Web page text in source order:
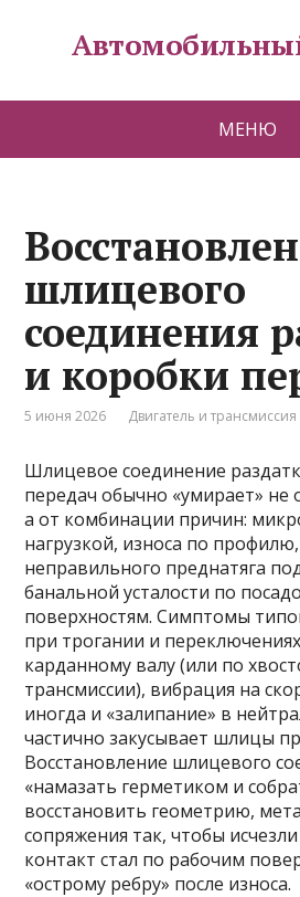
МЕНЮ
шлицевого
соединения
и коробки
5 июня 2026 Двигатель и трансмиссия
Шлицевое соединение
передач обычно «умирает» не
а от комбинации причин:
нагрузкой, износа по
неправильного преднатяга
банальной усталости по
поверхностям. Симптомы
при трогании и
карданному валу (или по
трансмиссии), вибрация на
иногда и «залипание» в
частично закусывает шлицы
Восстановление шлицевого
«намазать герметиком и
восстановить геометрию,
сопряжения так, чтобы
контакт стал по рабочим
«острому ребру» после износа.